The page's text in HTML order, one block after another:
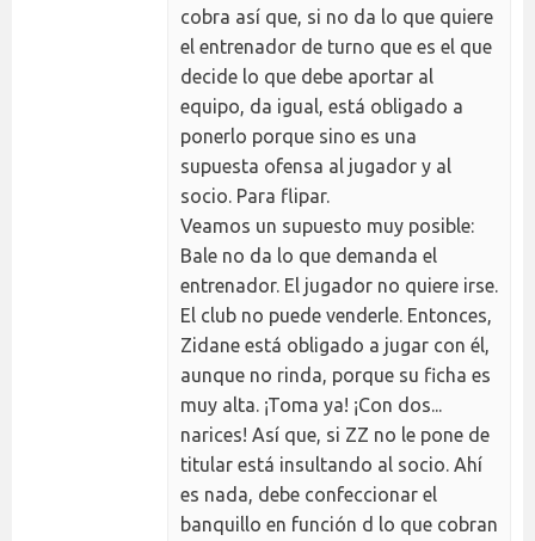
cobra así que, si no da lo que quiere
el entrenador de turno que es el que
decide lo que debe aportar al
equipo, da igual, está obligado a
ponerlo porque sino es una
supuesta ofensa al jugador y al
socio. Para flipar.
Veamos un supuesto muy posible:
Bale no da lo que demanda el
entrenador. El jugador no quiere irse.
El club no puede venderle. Entonces,
Zidane está obligado a jugar con él,
aunque no rinda, porque su ficha es
muy alta. ¡Toma ya! ¡Con dos...
narices! Así que, si ZZ no le pone de
titular está insultando al socio. Ahí
es nada, debe confeccionar el
banquillo en función d lo que cobran